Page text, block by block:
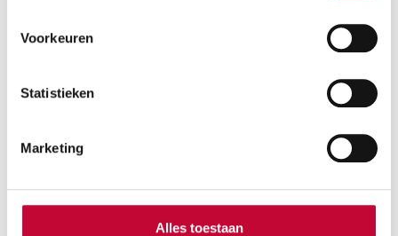
Voorkeuren
Statistieken
Marketing
Alles toestaan